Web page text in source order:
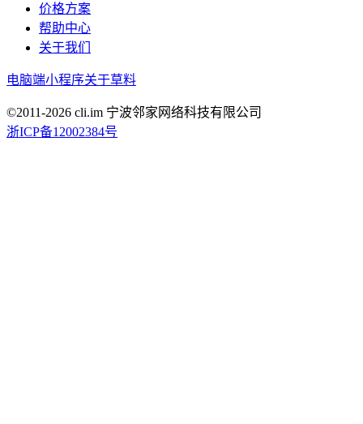
价格方案
帮助中心
关于我们
电脑端小程序关于草料
©2011-2026 cli.im 宁波邻家网络科技有限公司
浙ICP备12002384号